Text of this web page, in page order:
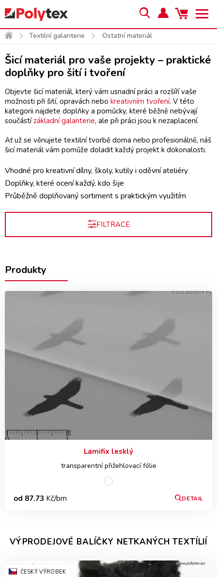
Textilní galanterie Ostatní materiál
Šicí materiál pro vaše projekty – praktické
doplňky pro šití i tvoření
Objevte šicí materiál, který vám usnadní práci a rozšíří vaše
možnosti při šití, opravách nebo kreativním tvoření. V této
kategorii najdete doplňky a pomůcky, které běžně nebývají
součástízákladní galanterie, ale při práci jsou k nezaplacení.
Ať už se věnujete textilní tvorbě doma nebo profesionálně, náš
šicí materiál vám pomůže doladit každý projekt k dokonalosti.
Vhodné pro kreativní dílny, školy, kutily i oděvní ateliéry
Doplňky, které ocení každý, kdo šije
Průběžně doplňovaný sortiment s praktickým využitím
FILTRACE
Produkty
Lamifix lesklý
transparentní přižehlovací fólie
od 87.73 Kč/bm DETAIL
VÝPRODEJOVÉ BALÍČKY NETKANÝCH TEXTÍLIÍ
ČESKÝ VÝROBEK